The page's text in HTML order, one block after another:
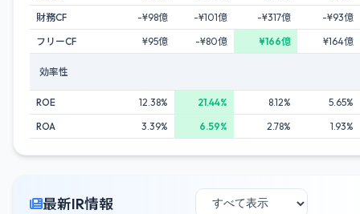
財務CF
-¥98億 -¥101億 -¥317億
-¥93億
フリーCF
¥95億 -¥80億 ¥166億 ¥164億
効率性
ROE 12.38% 21.44% 8.12%
5.65%
ROA
3.39% 6.59% 2.78% 1.93%
最新IR情報